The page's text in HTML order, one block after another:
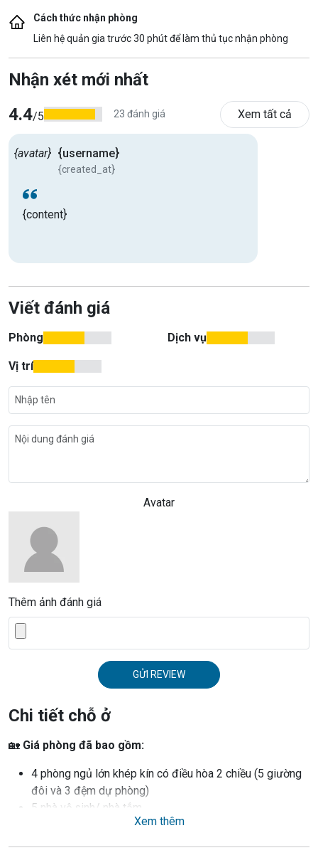
Cách thức nhận phòng
Liên hệ quản gia trước 30 phút để làm thủ tục nhận phòng
Nhận xét mới nhất
4.4/5 23 đánh giá Xem tất cả
{avatar} {username}
{created_at}
{content}
Viết đánh giá
Phòng Dịch vụ
Vị trí
Avatar
Thêm ảnh đánh giá
GỬI REVIEW
Chi tiết chỗ ở
🏡 Giá phòng đã bao gồm:
4 phòng ngủ lớn khép kín có điều hòa 2 chiều (5 giường
đôi và 3 đệm dự phòng)
5 nhà vệ sinh/ nhà tắm
Phòng khách lớn với thiết kế mở, view sân golf view bể
Xem thêm